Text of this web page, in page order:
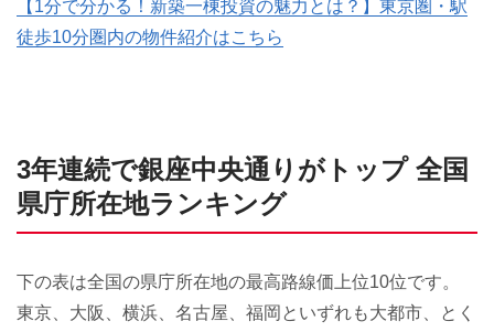
【1分で分かる！新築一棟投資の魅力とは？】東京圏・駅
徒歩10分圏内の物件紹介はこちら
3年連続で銀座中央通りがトップ 全国
県庁所在地ランキング
下の表は全国の県庁所在地の最高路線価上位10位です。
東京、大阪、横浜、名古屋、福岡といずれも大都市、とく